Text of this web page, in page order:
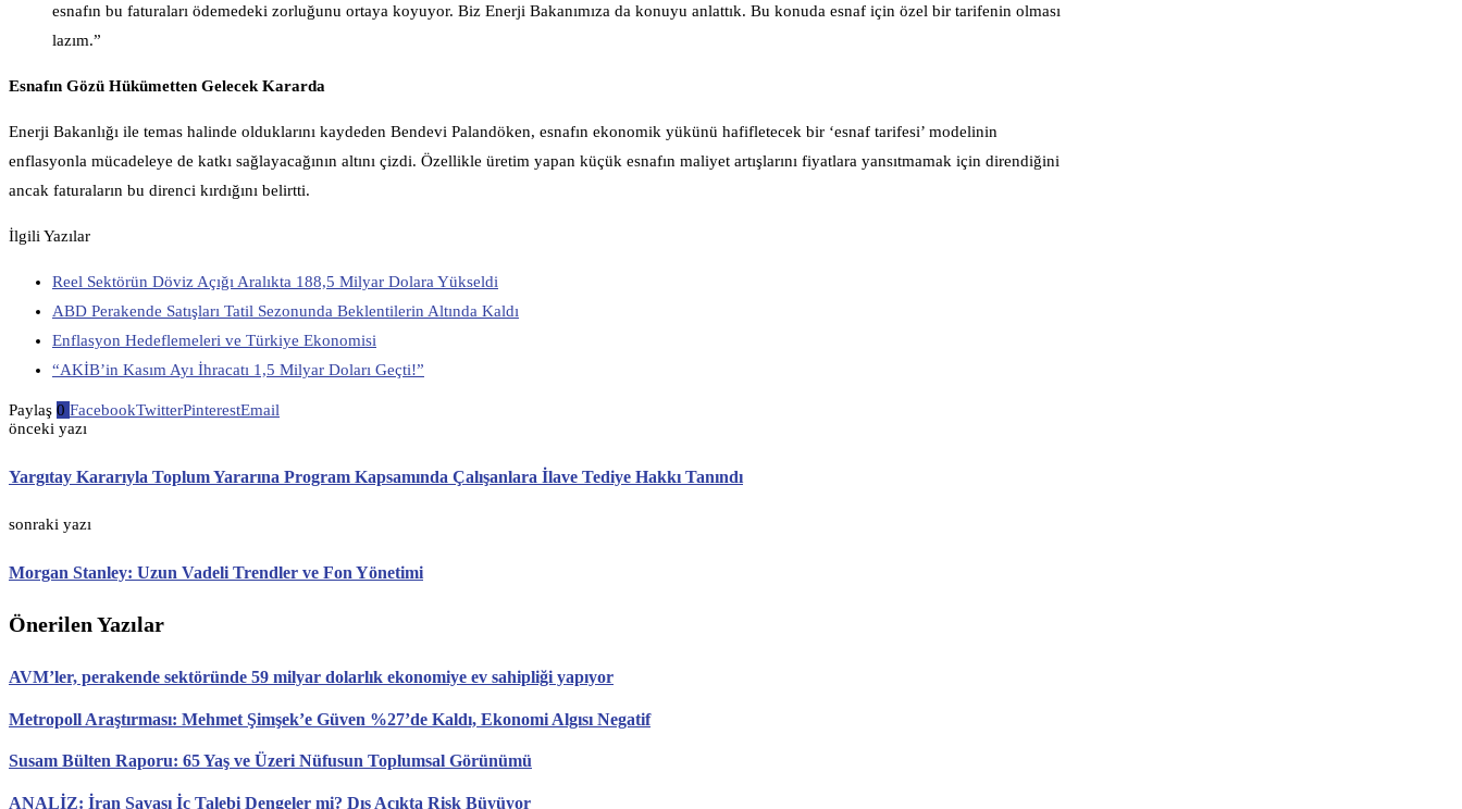
esnafın bu faturaları ödemedeki zorluğunu ortaya koyuyor. Biz Enerji Bakanımıza da konuyu anlattık. Bu konuda esnaf için özel bir tarifenin olması
lazım.”
Esnafın Gözü Hükümetten Gelecek Kararda
Enerji Bakanlığı ile temas halinde olduklarını kaydeden Bendevi Palandöken, esnafın ekonomik yükünü hafifletecek bir ‘esnaf tarifesi’ modelinin
enflasyonla mücadeleye de katkı sağlayacağının altını çizdi. Özellikle üretim yapan küçük esnafın maliyet artışlarını fiyatlara yansıtmamak için direndiğini
ancak faturaların bu direnci kırdığını belirtti.
İlgili Yazılar
Reel Sektörün Döviz Açığı Aralıkta 188,5 Milyar Dolara Yükseldi
ABD Perakende Satışları Tatil Sezonunda Beklentilerin Altında Kaldı
Enflasyon Hedeflemeleri ve Türkiye Ekonomisi
“AKİB’in Kasım Ayı İhracatı 1,5 Milyar Doları Geçti!”
Paylaş 0 FacebookTwitterPinterestEmail
önceki yazı
Yargıtay Kararıyla Toplum Yararına Program Kapsamında Çalışanlara İlave Tediye Hakkı Tanındı
sonraki yazı
Morgan Stanley: Uzun Vadeli Trendler ve Fon Yönetimi
Önerilen Yazılar
AVM’ler, perakende sektöründe 59 milyar dolarlık ekonomiye ev sahipliği yapıyor
Metropoll Araştırması: Mehmet Şimşek’e Güven %27’de Kaldı, Ekonomi Algısı Negatif
Susam Bülten Raporu: 65 Yaş ve Üzeri Nüfusun Toplumsal Görünümü
ANALİZ: İran Savaşı İç Talebi Dengeler mi? Dış Açıkta Risk Büyüyor